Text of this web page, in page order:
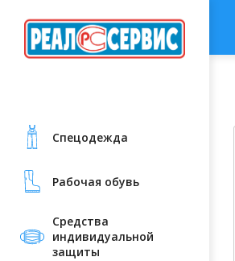
Cпецодежда
Рабочая обувь
Средства
индивидуальной
защиты